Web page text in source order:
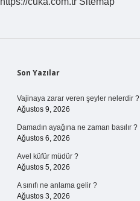
Sidebar
Son Yazılar
Vajinaya zarar veren şeyler nelerdir ?
Ağustos 9, 2026
Damadın ayağına ne zaman basılır ?
Ağustos 6, 2026
Avel küfür müdür ?
Ağustos 5, 2026
A sınıfı ne anlama gelir ?
Ağustos 3, 2026